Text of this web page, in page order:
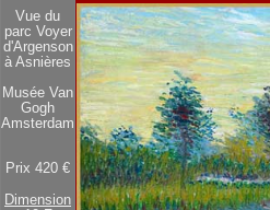
Vue du
parc Voyer
d'Argenson
à Asnières
Musée Van
Gogh
Amsterdam
Prix 420 €
Dimension